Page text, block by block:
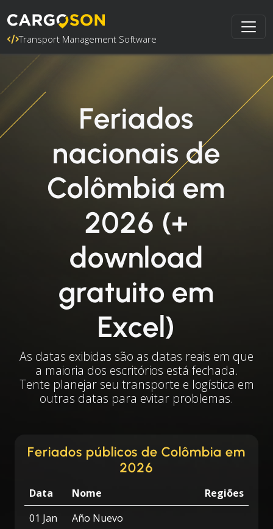
Transport Management Software
Feriados
nacionais de
Colômbia em
2026 (+
download
gratuito em
Excel)
As datas exibidas são as datas reais em que
a maioria dos escritórios está fechada.
Tente planejar seu transporte e logística em
outras datas para evitar problemas.
Feriados públicos de Colômbia em
2026
Data Nome
Regiões
01 Jan
Año Nuevo